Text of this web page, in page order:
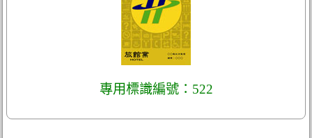
專用標識編號：522